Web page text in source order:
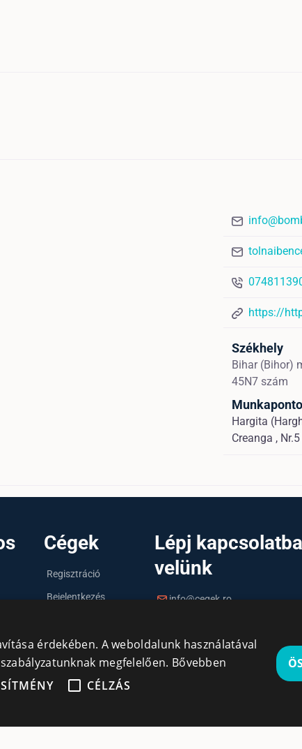
https://
Székhely
Bihar (Bihor)
45N7 szám
Hargita
Creanga , Nr.5
Cégek
Regisztráció
Bejelentkezés
Lépj kapcsolatba
velünk
info@cegek.ro
érdekében. A weboldalunk használatával
megfelelően. Bővebben
CÉLZÁS